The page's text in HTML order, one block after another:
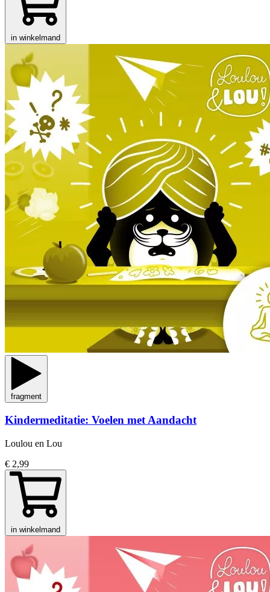
in winkelmand
fragment
Kindermeditatie: Voelen met Aandacht
Loulou en Lou
€ 2,99
in winkelmand